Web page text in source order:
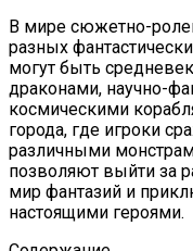
В мире сюжетно-
разных
могут быть
драконами, научно-
космическими
города, где игроки
различными
позволяют выйти за
мир фантазий и
настоящими героями.